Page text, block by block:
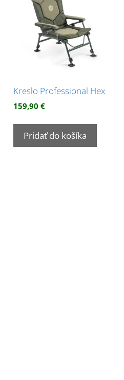
Kreslo Professional Hex
159,90 €
Pridať do košíka